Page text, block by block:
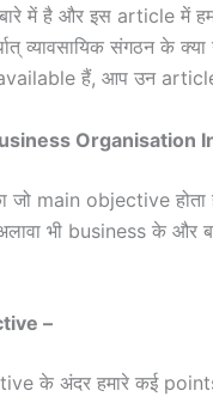
में है और इस article में
व्यावसायिक संगठन के
available हैं, आप उन
Organisation
जो main objective
भी business के और
–
के अंदर हमारे कई